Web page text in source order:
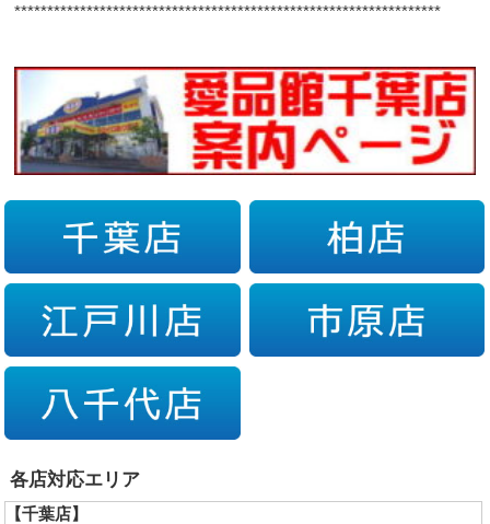
*****************************************************************
各店対応エリア
【千葉店】